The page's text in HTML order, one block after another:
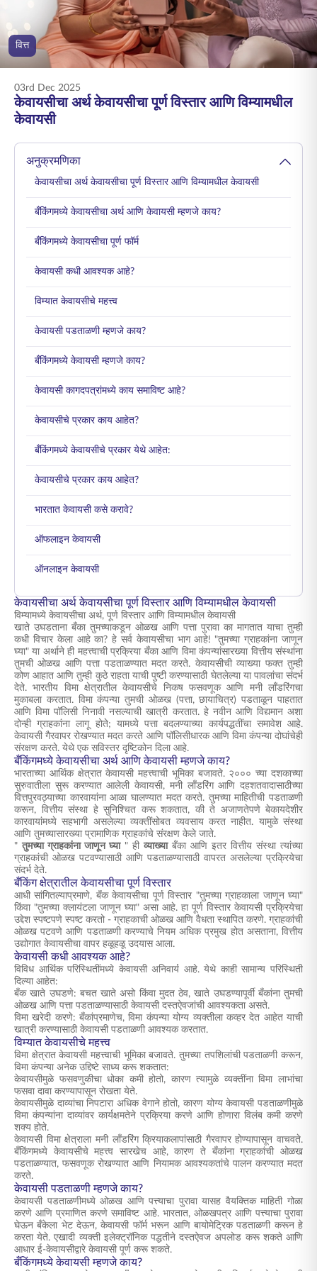
ENGLISH
ऑनलाइन खरेदी करा प्रीमियम भरा
वित्त
03rd Dec 2025
केवायसीचा अर्थ केवायसीचा पूर्ण विस्तार आणि विम्यामधील
केवायसी
अनुक्रमणिका
केवायसीचा अर्थ केवायसीचा पूर्ण विस्तार आणि विम्यामधील केवायसी
बँकिंगमध्ये केवायसीचा अर्थ आणि केवायसी म्हणजे काय?
बँकिंगमध्ये केवायसीचा पूर्ण फॉर्म
केवायसी कधी आवश्यक आहे?
विम्यात केवायसीचे महत्त्व
केवायसी पडताळणी म्हणजे काय?
बँकिंगमध्ये केवायसी म्हणजे काय?
केवायसी कागदपत्रांमध्ये काय समाविष्ट आहे?
केवायसीचे प्रकार काय आहेत?
बँकिंगमध्ये केवायसीचे प्रकार येथे आहेत:
केवायसीचे प्रकार काय आहेत?
भारतात केवायसी कसे करावे?
ऑफलाइन केवायसी
ऑनलाइन केवायसी
केवायसीचा अर्थ केवायसीचा पूर्ण विस्तार आणि विम्यामधील केवायसी
विम्यामध्ये केवायसीचा अर्थ, पूर्ण विस्तार आणि विम्यामधील केवायसी
खाते उघडताना बँका तुमच्याकडून ओळख आणि पत्ता पुरावा का मागतात याचा तुम्ही
कधी विचार केला आहे का? हे सर्व केवायसीचा भाग आहे! "तुमच्या ग्राहकांना जाणून
घ्या" या अर्थाने ही महत्त्वाची प्रक्रिया बँका आणि विमा कंपन्यांसारख्या वित्तीय संस्थांना
तुमची ओळख आणि पत्ता पडताळण्यात मदत करते. केवायसीची व्याख्या फक्त तुम्ही
कोण आहात आणि तुम्ही कुठे राहता याची पुष्टी करण्यासाठी घेतलेल्या या पावलांचा संदर्भ
देते. भारतीय विमा क्षेत्रातील केवायसीचे निकष फसवणूक आणि मनी लाँडरिंगचा
मुकाबला करतात. विमा कंपन्या तुमची ओळख (पत्ता, छायाचित्र) पडताळून पाहतात
आणि विमा पॉलिसी निनावी नसल्याची खात्री करतात. हे नवीन आणि विद्यमान अशा
दोन्ही ग्राहकांना लागू होते; यामध्ये पत्ता बदलण्याच्या कार्यपद्धतींचा समावेश आहे.
केवायसी गैरवापर रोखण्यात मदत करते आणि पॉलिसीधारक आणि विमा कंपन्या दोघांचेही
संरक्षण करते. येथे एक सविस्तर दृष्टिकोन दिला आहे.
बँकिंगमध्ये केवायसीचा अर्थ आणि केवायसी म्हणजे काय?
भारताच्या आर्थिक क्षेत्रात केवायसी महत्त्वाची भूमिका बजावते. २००० च्या दशकाच्या
सुरुवातीला सुरू करण्यात आलेली केवायसी, मनी लाँडरिंग आणि दहशतवादासाठीच्या
वित्तपुरवठ्याच्या कारवायांना आळा घालण्यात मदत करते. तुमच्या माहितीची पडताळणी
करून, वित्तीय संस्था हे सुनिश्चित करू शकतात, की ते अजाणतेपणे बेकायदेशीर
कारवायांमध्ये सहभागी असलेल्या व्यक्तींसोबत व्यवसाय करत नाहीत. यामुळे संस्था
आणि तुमच्यासारख्या प्रामाणिक ग्राहकांचे संरक्षण केले जाते.
" तुमच्या ग्राहकांना जाणून घ्या" ही व्याख्याबँका आणि इतर वित्तीय संस्था त्यांच्या
ग्राहकांची ओळख पटवण्यासाठी आणि पडताळण्यासाठी वापरत असलेल्या प्रक्रियेचा
संदर्भ देते.
बँकिंग क्षेत्रातील केवायसीचा पूर्ण विस्तार
आधी सांगितल्याप्रमाणे, बँक केवायसीचा पूर्ण विस्तार "तुमच्या ग्राहकाला जाणून घ्या"
किंवा "तुमच्या क्लायंटला जाणून घ्या" असा आहे. हा पूर्ण विस्तार केवायसी प्रक्रियेचा
उद्देश स्पष्टपणे स्पष्ट करतो - ग्राहकाची ओळख आणि वैधता स्थापित करणे. ग्राहकांची
ओळख पटवणे आणि पडताळणी करण्याचे नियम अधिक प्रमुख होत असताना, वित्तीय
उद्योगात केवायसीचा वापर हळूहळू उदयास आला.
केवायसी कधी आवश्यक आहे?
विविध आर्थिक परिस्थितींमध्ये केवायसी अनिवार्य आहे. येथे काही सामान्य परिस्थिती
दिल्या आहेत:
बँक खाते उघडणे: बचत खाते असो किंवा मुदत ठेव, खाते उघडण्यापूर्वी बँकांना तुमची
ओळख आणि पत्ता पडताळण्यासाठी केवायसी दस्तऐवजांची आवश्यकता असते.
विमा खरेदी करणे: बँकांप्रमाणेच, विमा कंपन्या योग्य व्यक्तीला कव्हर देत आहेत याची
खात्री करण्यासाठी केवायसी पडताळणी आवश्यक करतात.
विम्यात केवायसीचे महत्त्व
विमा क्षेत्रात केवायसी महत्त्वाची भूमिका बजावते. तुमच्या तपशिलांची पडताळणी करून,
विमा कंपन्या अनेक उद्दिष्टे साध्य करू शकतात:
केवायसीमुळे फसवणुकीचा धोका कमी होतो, कारण त्यामुळे व्यक्तींना विमा लाभांचा
फसवा दावा करण्यापासून रोखता येते.
केवायसीमुळे दाव्यांचा निपटारा अधिक वेगाने होतो, कारण योग्य केवायसी पडताळणीमुळे
विमा कंपन्यांना दाव्यांवर कार्यक्षमतेने प्रक्रिया करणे आणि होणारा विलंब कमी करणे
शक्य होते.
केवायसी विमा क्षेत्राला मनी लाँडरिंग क्रियाकलापांसाठी गैरवापर होण्यापासून वाचवते.
बँकिंगमध्ये केवायसीचे महत्त्व सारखेच आहे, कारण ते बँकांना ग्राहकांची ओळख
पडताळण्यात, फसवणूक रोखण्यात आणि नियामक आवश्यकतांचे पालन करण्यात मदत
करते.
केवायसी पडताळणी म्हणजे काय?
केवायसी पडताळणीमध्ये ओळख आणि पत्त्याचा पुरावा यासह वैयक्तिक माहिती गोळा
करणे आणि प्रमाणित करणे समाविष्ट आहे. भारतात, ओळखपत्र आणि पत्त्याचा पुरावा
घेऊन बँकेला भेट देऊन, केवायसी फॉर्म भरून आणि बायोमेट्रिक पडताळणी करून हे
करता येते. एखादी व्यक्ती इलेक्ट्रॉनिक पद्धतीने दस्तऐवज अपलोड करू शकते आणि
आधार ई-केवायसीद्वारे केवायसी पूर्ण करू शकते.
बँकिंगमध्ये केवायसी म्हणजे काय?